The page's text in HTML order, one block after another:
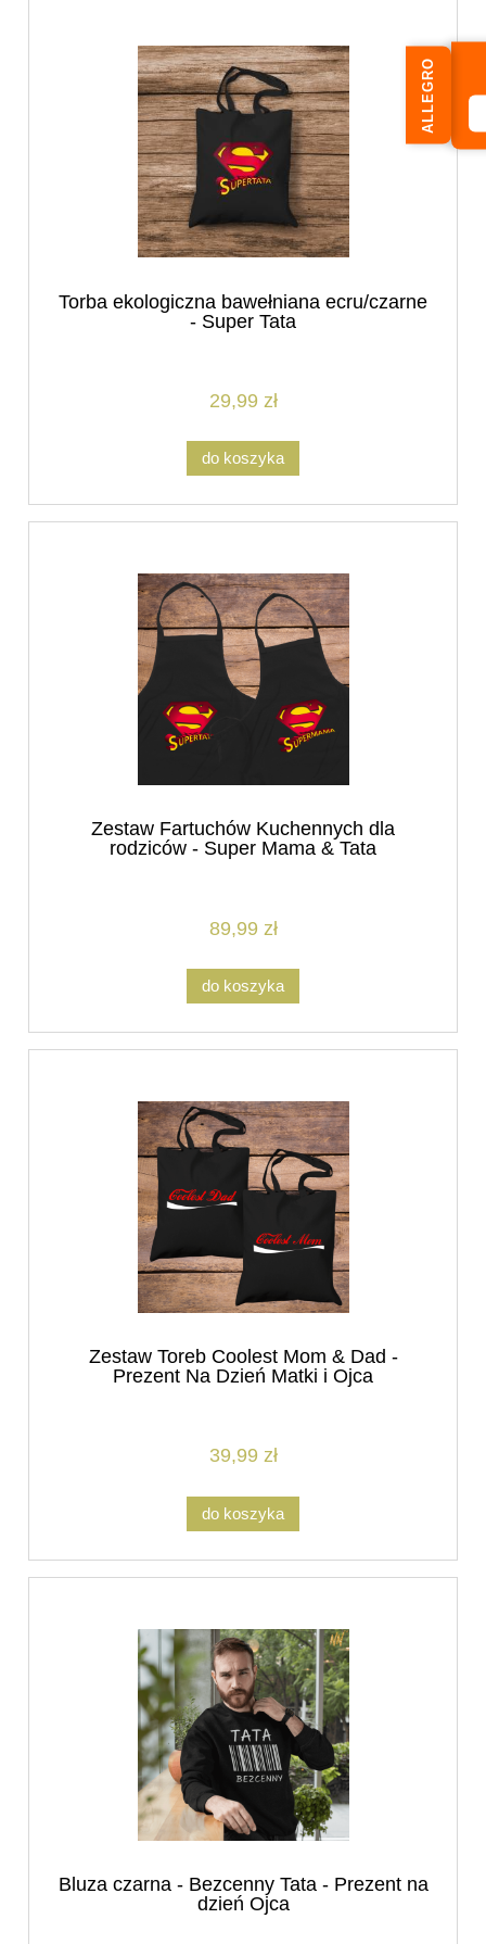
Torba ekologiczna bawełniana ecru/czarne
- Super Tata
29,99 zł
do koszyka
Zestaw Fartuchów Kuchennych dla
rodziców - Super Mama & Tata
89,99 zł
do koszyka
Zestaw Toreb Coolest Mom & Dad -
Prezent Na Dzień Matki i Ojca
39,99 zł
do koszyka
Bluza czarna - Bezcenny Tata - Prezent na
dzień Ojca
ALLEGRO